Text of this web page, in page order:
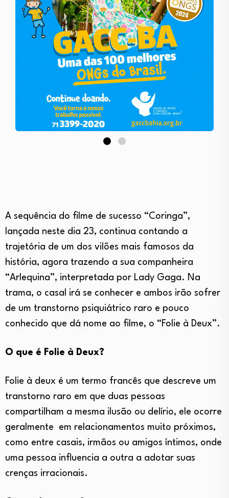
A sequência do filme de sucesso “Coringa”,
lançada neste dia 23, continua contando a
trajetória de um dos vilões mais famosos da
história, agora trazendo a sua companheira
“Arlequina”, interpretada por Lady Gaga. Na
trama, o casal irá se conhecer e ambos irão sofrer
de um transtorno psiquiátrico raro e pouco
conhecido que dá nome ao filme, o “Folie à Deux”.
O que é Folie à Deux?
Folie à deux é um termo francês que descreve um
transtorno raro em que duas pessoas
compartilham a mesma ilusão ou delírio, ele ocorre
geralmente em relacionamentos muito próximos,
como entre casais, irmãos ou amigos íntimos, onde
uma pessoa influencia a outra a adotar suas
crenças irracionais.